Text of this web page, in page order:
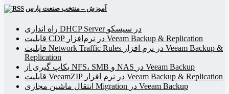
آموزش – منتخب صنعت پارس
راه اندازی DHCP Server در سیسکو
قابلیت CDP در نرم‌افزار Veeam Backup & Replication
قابلیت Network Traffic Rules در نرم افزار Veeam Backup &
Replication
بکاپ گیری از NFS، SMB و NAS در Veeam Backup
قابلیت VeeamZIP در نرم افزار Veeam Backup & Replication
انتقال ماشین مجازی Migration در Veeam Backup